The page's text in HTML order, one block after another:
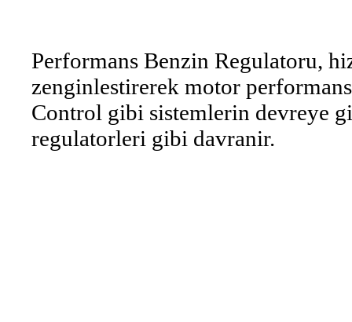
Performans Benzin Regulatoru,
zenginlestirerek motor
Control gibi sistemlerin devreye
regulatorleri gibi davranir.